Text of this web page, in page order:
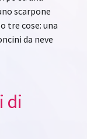
scarpone
tre cose: una
da neve
di